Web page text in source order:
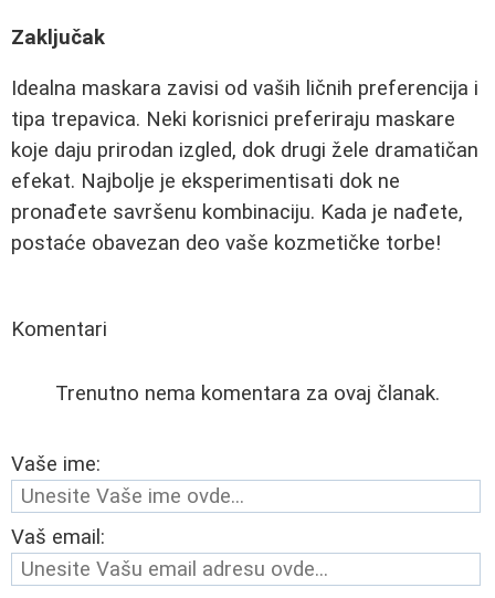
Zaključak
Idealna maskara zavisi od vaših ličnih preferencija i
tipa trepavica. Neki korisnici preferiraju maskare
koje daju prirodan izgled, dok drugi žele dramatičan
efekat. Najbolje je eksperimentisati dok ne
pronađete savršenu kombinaciju. Kada je nađete,
postaće obavezan deo vaše kozmetičke torbe!
Komentari
Trenutno nema komentara za ovaj članak.
Vaše ime:
Vaš email: